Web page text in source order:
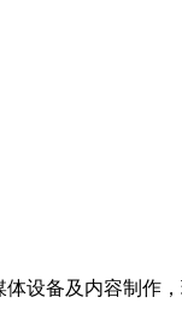
设备及内容制作